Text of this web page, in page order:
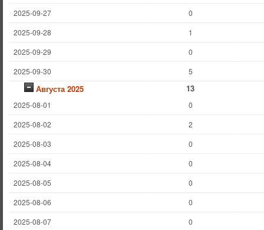
2025-09-27
0
2025-09-28
1
2025-09-29
0
2025-09-30
5
Августа 2025 13
2025-08-01
0
2025-08-02
2
2025-08-03
0
2025-08-04
0
2025-08-05
0
2025-08-06
0
2025-08-07
0